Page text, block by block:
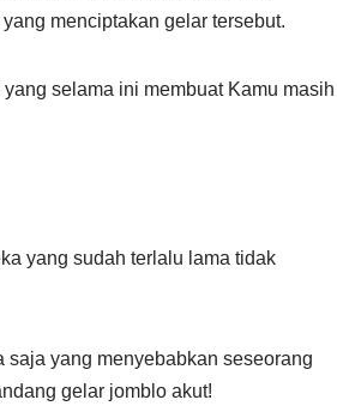
menciptakan gelar tersebut.
selama ini membuat Kamu masih
yang sudah terlalu lama tidak
saja yang menyebabkan seseorang
gelar jomblo akut!